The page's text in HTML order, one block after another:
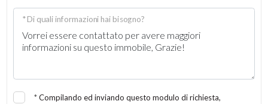
* Di quali informazioni hai bisogno?
*Compilando ed inviando questo modulo di richiesta,